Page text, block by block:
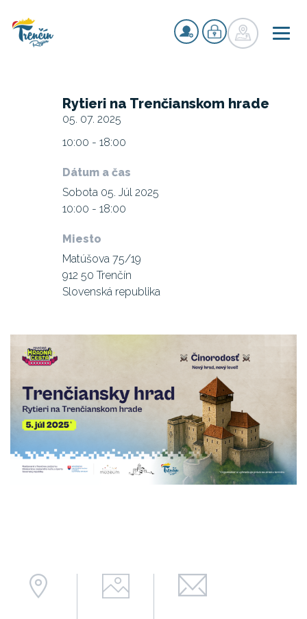
Rytieri na Trenčianskom hrade
05. 07. 2025
10:00 - 18:00
Dátum a čas
Sobota 05. Júl 2025
10:00 - 18:00
Miesto
Matúšova 75/19
912 50 Trenčín
Slovenská republika